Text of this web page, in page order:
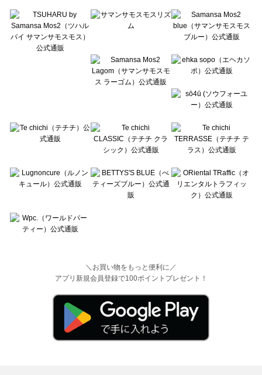
Lugnoncure（ルノンキュール）のワンピース一覧
BETTY'S BLUE（べティーズブルー）のワンピース一覧
Wpc.（ワールドパーティー）のワンピース一覧
＼お買い物をもっと便利に／
アプリ新規会員登録で100ポイントプレゼント！